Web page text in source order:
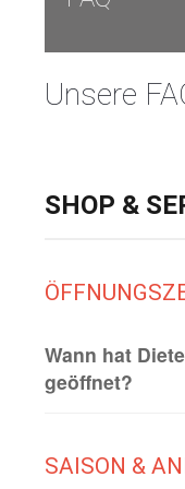
Unsere
SHOP &
Wann hat
geöffnet?
SAISON &